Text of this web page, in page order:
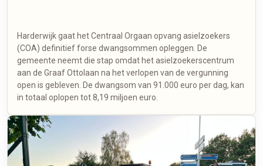
Harderwijk gaat het Centraal Orgaan opvang asielzoekers
(COA) definitief forse dwangsommen opleggen. De
gemeente neemt die stap omdat het asielzoekerscentrum
aan de Graaf Ottolaan na het verlopen van de vergunning
open is gebleven. De dwangsom van 91.000 euro per dag, kan
in totaal oplopen tot 8,19 miljoen euro.